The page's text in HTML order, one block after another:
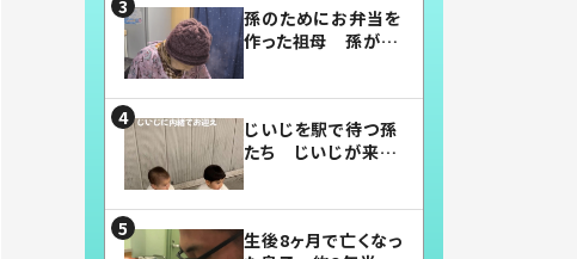
孫のためにお弁当を
作った祖母 孫が絶
じいじを駅で待つ孫
たち じいじが来た
まらない」「幸せにな
生後8ヶ月で亡くなっ